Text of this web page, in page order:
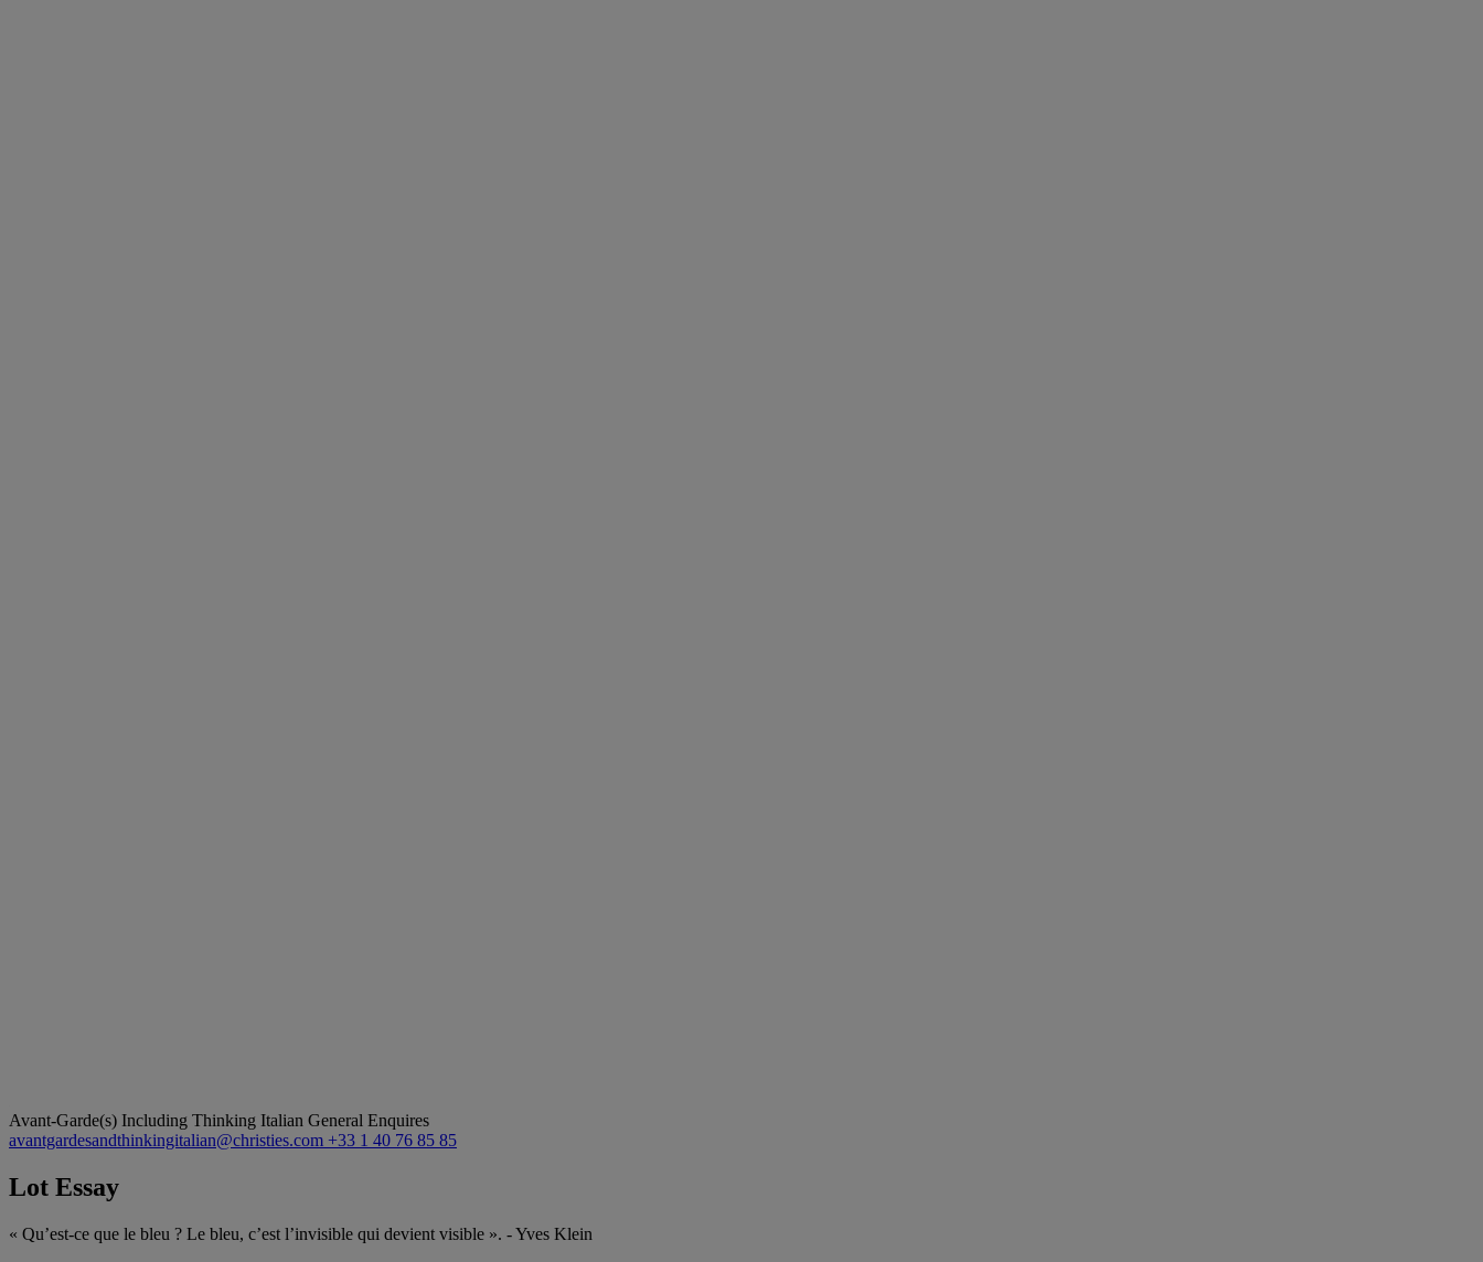
Avant-Garde(s) Including Thinking Italian General Enquires
avantgardesandthinkingitalian@christies.com +33 1 40 76 85 85
Lot Essay
« Qu’est-ce que le bleu ? Le bleu, c’est l’invisible qui devient visible ». - Yves Klein